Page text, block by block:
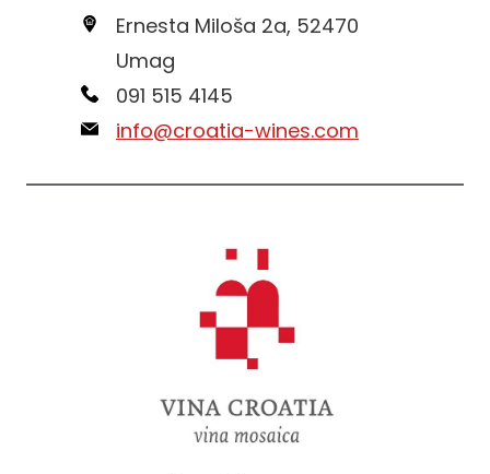
Ernesta Miloša 2a, 52470
Umag
091 515 4145
info@croatia-wines.com